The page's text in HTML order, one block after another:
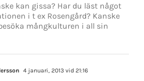
kan gissa? Har du läst något
i t ex Rosengård? Kanske
mångkulturen i all sin
4 januari, 2013 vid 21:16